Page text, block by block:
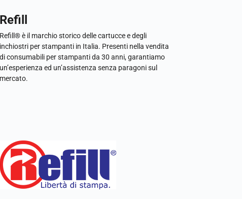
Refill
Refill® è il marchio storico delle cartucce e degli
inchiostri per stampanti in Italia. Presenti nella vendita
di consumabili per stampanti da 30 anni, garantiamo
un’esperienza ed un’assistenza senza paragoni sul
mercato.